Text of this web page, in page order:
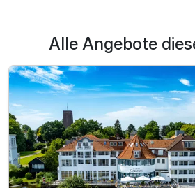
Für 4 Tage
Einzelzimmer seit. Seeblick
1 Erwachsenen
Alle Angebote